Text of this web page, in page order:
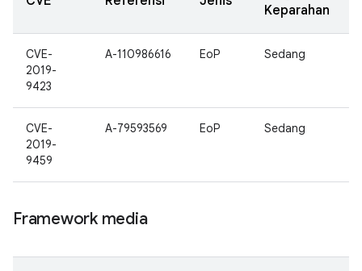
Keparahan
CVE-
2019-
9423
A-110986616 EoP Sedang
CVE-
2019-
9459
A-79593569 EoP Sedang
Framework media